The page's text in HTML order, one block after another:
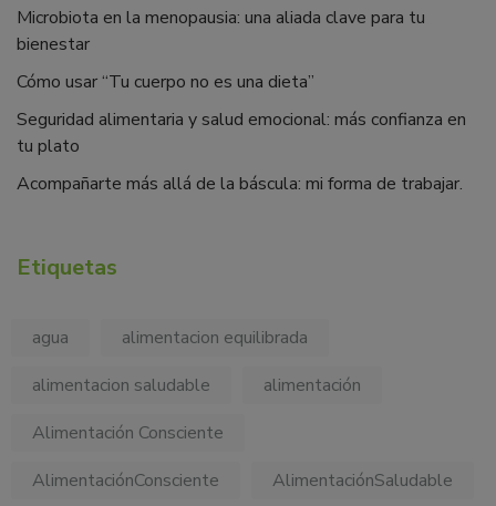
Microbiota en la menopausia: una aliada clave para tu
bienestar
Cómo usar “Tu cuerpo no es una dieta”
Seguridad alimentaria y salud emocional: más confianza en
tu plato
Acompañarte más allá de la báscula: mi forma de trabajar.
Etiquetas
agua
alimentacion equilibrada
alimentacion saludable
alimentación
Alimentación Consciente
AlimentaciónConsciente
AlimentaciónSaludable